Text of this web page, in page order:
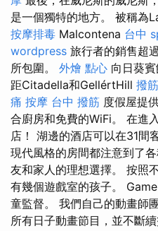
是一個獨特的地方。 被稱為
按摩排毒 Malcontena 台中
wordpress 旅行者的銷售超
所包圍。 外燴 點心 向日葵
距Citadella和GellértHill 撥
痛 按摩 台中 撥筋 度假屋提
合廚房和免費的WiFi。 在進
店！ 湖邊的酒店可以在31間
現代風格的房間都注意到了
友和家人的理想選擇。 按照
有幾個遊戲室的孩子。
童監督。 我們自己的動畫師
所有日子動畫節目，並不斷